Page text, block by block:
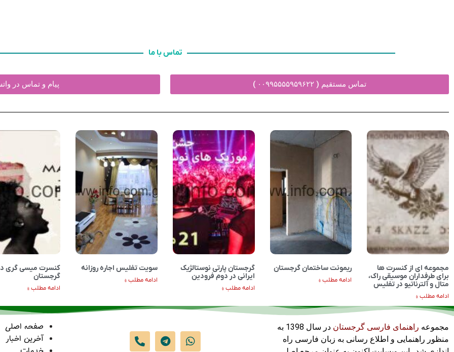
تماس با ما
تماس مستقیم ( ۰۰۹۹۵۵۵۵۹۵۹۶۲۲ ) پیام و تماس در
مجموعه ای از کنسرت ها
برای طرفداران موسیقی راک،
متال و آلترناتیو در تفلیس
ادامه مطلب »
ریمونت ساختمان گرجستان
ادامه مطلب »
گرجستان پارتی نوستالژیک
ایرانی در دوم فرودین
ادامه مطلب »
سويت تفليس اجاره روزانه
ادامه مطلب »
کنسرت میسی گری
گرجستان
ادامه مطلب »
مجموعه راهنمای فارسی گرجستان
در سال 1398 به
منظور راهنمایی و اطلاع رسانی به زبان فارسی راه
صفحه اصلی
آخرین اخبار